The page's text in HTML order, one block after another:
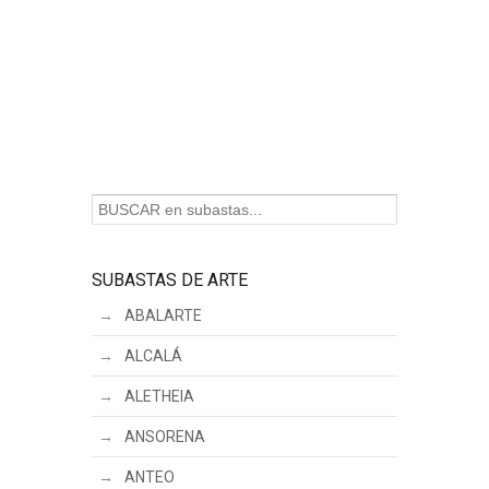
SUBASTAS DE ARTE
ABALARTE
ALCALÁ
ALETHEIA
ANSORENA
ANTEO